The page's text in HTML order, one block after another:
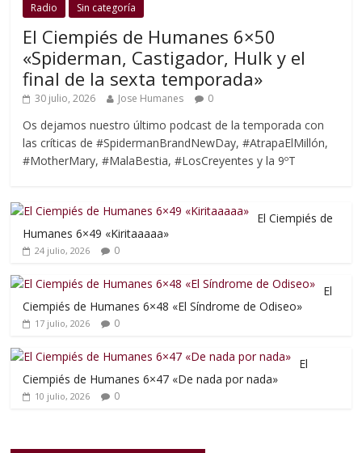
Radio Sin categoría
El Ciempiés de Humanes 6×50
«Spiderman, Castigador, Hulk y el
final de la sexta temporada»
30 julio, 2026 Jose Humanes 0
Os dejamos nuestro último podcast de la temporada con
las críticas de #SpidermanBrandNewDay, #AtrapaElMillón,
#MotherMary, #MalaBestia, #LosCreyentes y la 9ºT
El Ciempiés de
Humanes 6×49 «Kiritaaaaa»
24 julio, 2026 0
El
Ciempiés de Humanes 6×48 «El Síndrome de Odiseo»
17 julio, 2026 0
El
Ciempiés de Humanes 6×47 «De nada por nada»
10 julio, 2026 0